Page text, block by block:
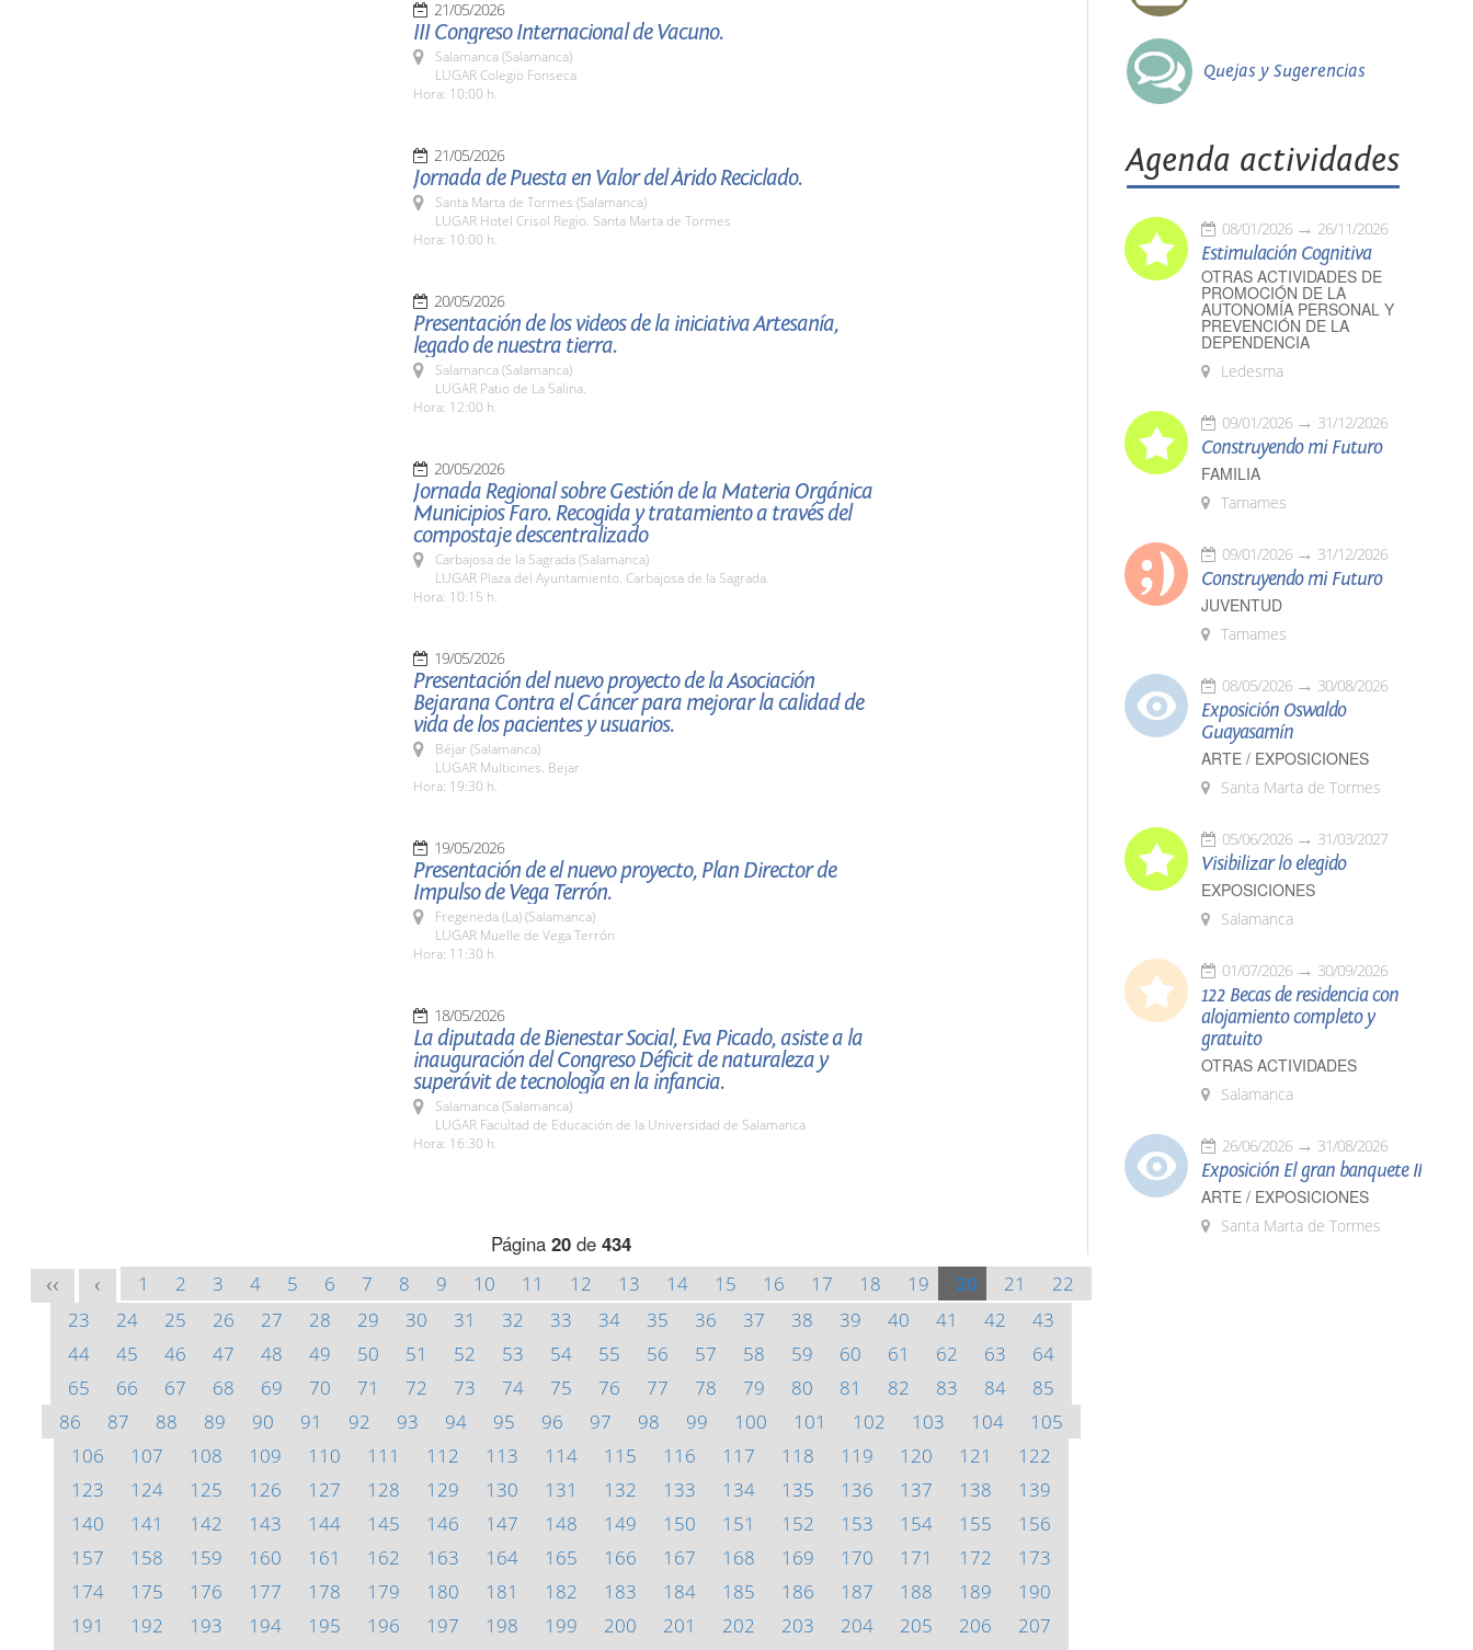
21/05/2026
III Congreso Internacional de Vacuno.
Salamanca (Salamanca)
LUGAR Colegio Fonseca
Hora: 10:00 h.
21/05/2026
Jornada de Puesta en Valor del Árido Reciclado.
Santa Marta de Tormes (Salamanca)
LUGAR Hotel Crisol Regio. Santa Marta de Tormes
Hora: 10:00 h.
20/05/2026
Presentación de los videos de la iniciativa Artesanía,
legado de nuestra tierra.
Salamanca (Salamanca)
LUGAR Patio de La Salina.
Hora: 12:00 h.
20/05/2026
Jornada Regional sobre Gestión de la Materia Orgánica
Municipios Faro. Recogida y tratamiento a través del
compostaje descentralizado
Carbajosa de la Sagrada (Salamanca)
LUGAR Plaza del Ayuntamiento. Carbajosa de la Sagrada.
Hora: 10:15 h.
19/05/2026
Presentación del nuevo proyecto de la Asociación
Bejarana Contra el Cáncer para mejorar la calidad de
vida de los pacientes y usuarios.
Béjar (Salamanca)
LUGAR Multicines. Bejar
Hora: 19:30 h.
19/05/2026
Presentación de el nuevo proyecto, Plan Director de
Impulso de Vega Terrón.
Fregeneda (La) (Salamanca)
LUGAR Muelle de Vega Terrón
Hora: 11:30 h.
18/05/2026
La diputada de Bienestar Social, Eva Picado, asiste a la
inauguración del Congreso Déficit de naturaleza y
superávit de tecnología en la infancia.
Salamanca (Salamanca)
LUGAR Facultad de Educación de la Universidad de Salamanca
Hora: 16:30 h.
Página 20 de 434
<< < 1 2 3 4 5 6 7 8 9 10 11 12 13 14 15 16 17 18 19 20 21
22
23
24 25 26 27 28 29 30 31 32 33 34 35 36 37 38 39 40 41 42
43
44
45 46 47 48 49 50 51 52 53 54 55 56 57 58 59 60 61 62 63
64
65
66 67 68 69 70 71 72 73 74 75 76 77 78 79 80 81 82 83 84
85
86
87 88 89 90 91 92 93 94 95 96 97 98 99 100 101 102 103 104
105
106
107 108 109 110 111 112 113 114 115 116 117 118 119 120 121
122
123
124 125 126 127 128 129 130 131 132 133 134 135 136 137 138
139
140
141 142 143 144 145 146 147 148 149 150 151 152 153 154 155
156
157
158 159 160 161 162 163 164 165 166 167 168 169 170 171 172
173
174
175 176 177 178 179 180 181 182 183 184 185 186 187 188 189
190
191
192 193 194 195 196 197 198 199 200 201 202 203 204 205 206
207
Quejas y Sugerencias
Agenda actividades
08/01/2026 26/11/2026
Estimulación Cognitiva
OTRAS ACTIVIDADES DE
PROMOCIÓN DE LA
AUTONOMÍA PERSONAL Y
PREVENCIÓN DE LA
DEPENDENCIA
Ledesma
09/01/2026 31/12/2026
Construyendo mi Futuro
FAMILIA
Tamames
09/01/2026 31/12/2026
Construyendo mi Futuro
JUVENTUD
Tamames
08/05/2026 30/08/2026
Exposición Oswaldo
Guayasamín
ARTE / EXPOSICIONES
Santa Marta de Tormes
05/06/2026 31/03/2027
Visibilizar lo elegido
EXPOSICIONES
Salamanca
01/07/2026 30/09/2026
122 Becas de residencia con
alojamiento completo y
gratuito
OTRAS ACTIVIDADES
Salamanca
26/06/2026 31/08/2026
Exposición El gran banquete II
ARTE / EXPOSICIONES
Santa Marta de Tormes